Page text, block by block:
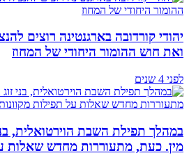
יהודי קורדובה בארגנטינה רוצים
ואת חוש ההומור היחודי של המחוז
לפני 4 שנים
במהלך תפילת השבת הוירטואלית,
מין. כעת, מתעוררות מחדש שאלות